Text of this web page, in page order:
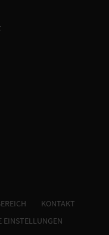
KONTAKT
EINSTELLUNGEN